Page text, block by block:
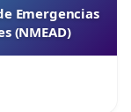
Emergencias
(NMEAD)